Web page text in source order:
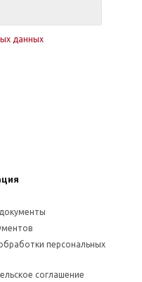
данных
персональных
соглашение